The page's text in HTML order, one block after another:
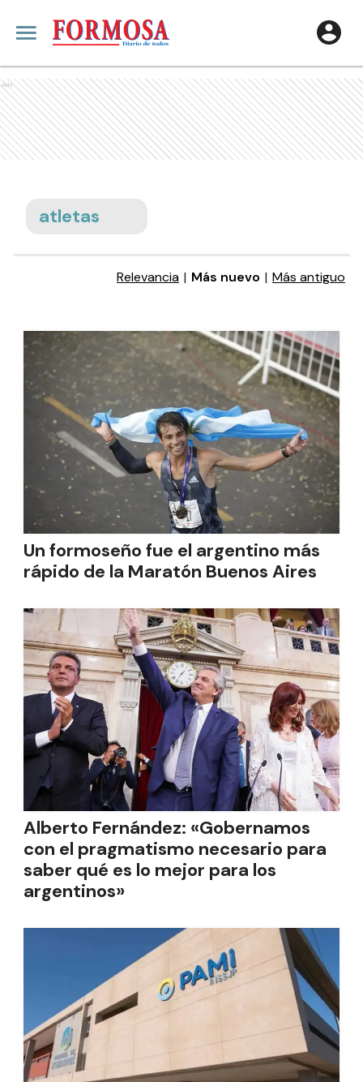
Ads
atletas
Relevancia | Más nuevo | Más antiguo
Un formoseño fue el argentino más
rápido de la Maratón Buenos Aires
Alberto Fernández: «Gobernamos
con el pragmatismo necesario para
saber qué es lo mejor para los
argentinos»